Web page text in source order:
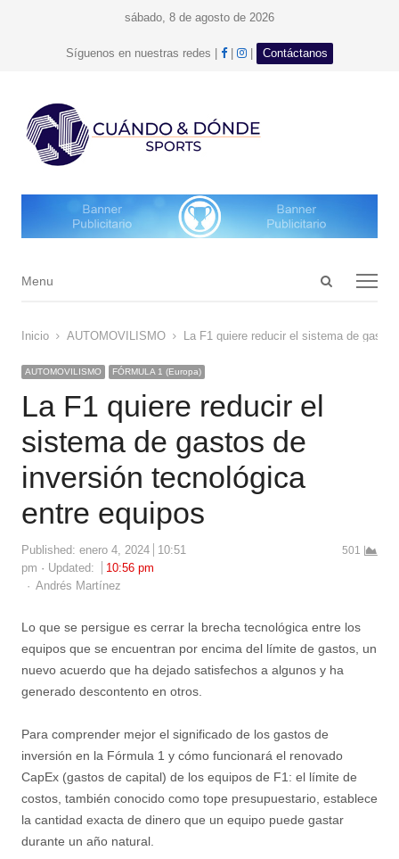
sábado, 8 de agosto de 2026
Síguenos en nuestras redes | facebook
| Instagram
Contáctanos
Open
Menu
Menu
Inicio AUTOMOVILISMO La F1 quiere reducir el sistema de
AUTOMOVILISMO FÓRMULA 1 (Europa)
La F1 quiere reducir el
sistema de gastos de
inversión tecnológica
entre equipos
Published: enero 4, 2024
10:51
pm
Updated:
10:56 pm
Author
Andrés Martínez
501
Lo que se persigue es cerrar la brecha tecnológica entre los
equipos que se encuentran por encima del límite de gastos, un
nuevo acuerdo que ha dejado satisfechos a algunos y ha
generado descontento en otros.
Para comprender mejor el significado de los gastos de
inversión en la Fórmula 1 y cómo funcionará el renovado
CapEx (gastos de capital) de los equipos de F1: el límite de
costos, también conocido como tope presupuestario, establece
la cantidad exacta de dinero que un equipo puede gastar
durante un año natural.